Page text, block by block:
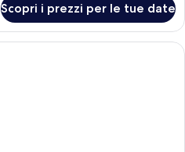
Scopri i prezzi per le tue date
Un letto rifatto con cura, con